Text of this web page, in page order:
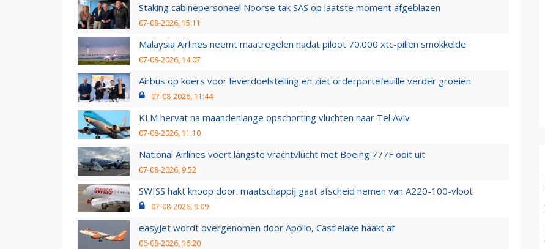
Staking cabinepersoneel Noorse tak SAS op laatste moment afgeblazen
07-08-2026, 15:11
Malaysia Airlines neemt maatregelen nadat piloot 70.000 xtc-pillen smokkelde
07-08-2026, 14:07
Airbus op koers voor leverdoelstelling en ziet orderportefeuille verder groeien
07-08-2026, 11:44
KLM hervat na maandenlange opschorting vluchten naar Tel Aviv
07-08-2026, 11:10
National Airlines voert langste vrachtvlucht met Boeing 777F ooit uit
07-08-2026, 9:52
SWISS hakt knoop door: maatschappij gaat afscheid nemen van A220-100-vloot
07-08-2026, 9:09
easyJet wordt overgenomen door Apollo, Castlelake haakt af
06-08-2026, 16:20